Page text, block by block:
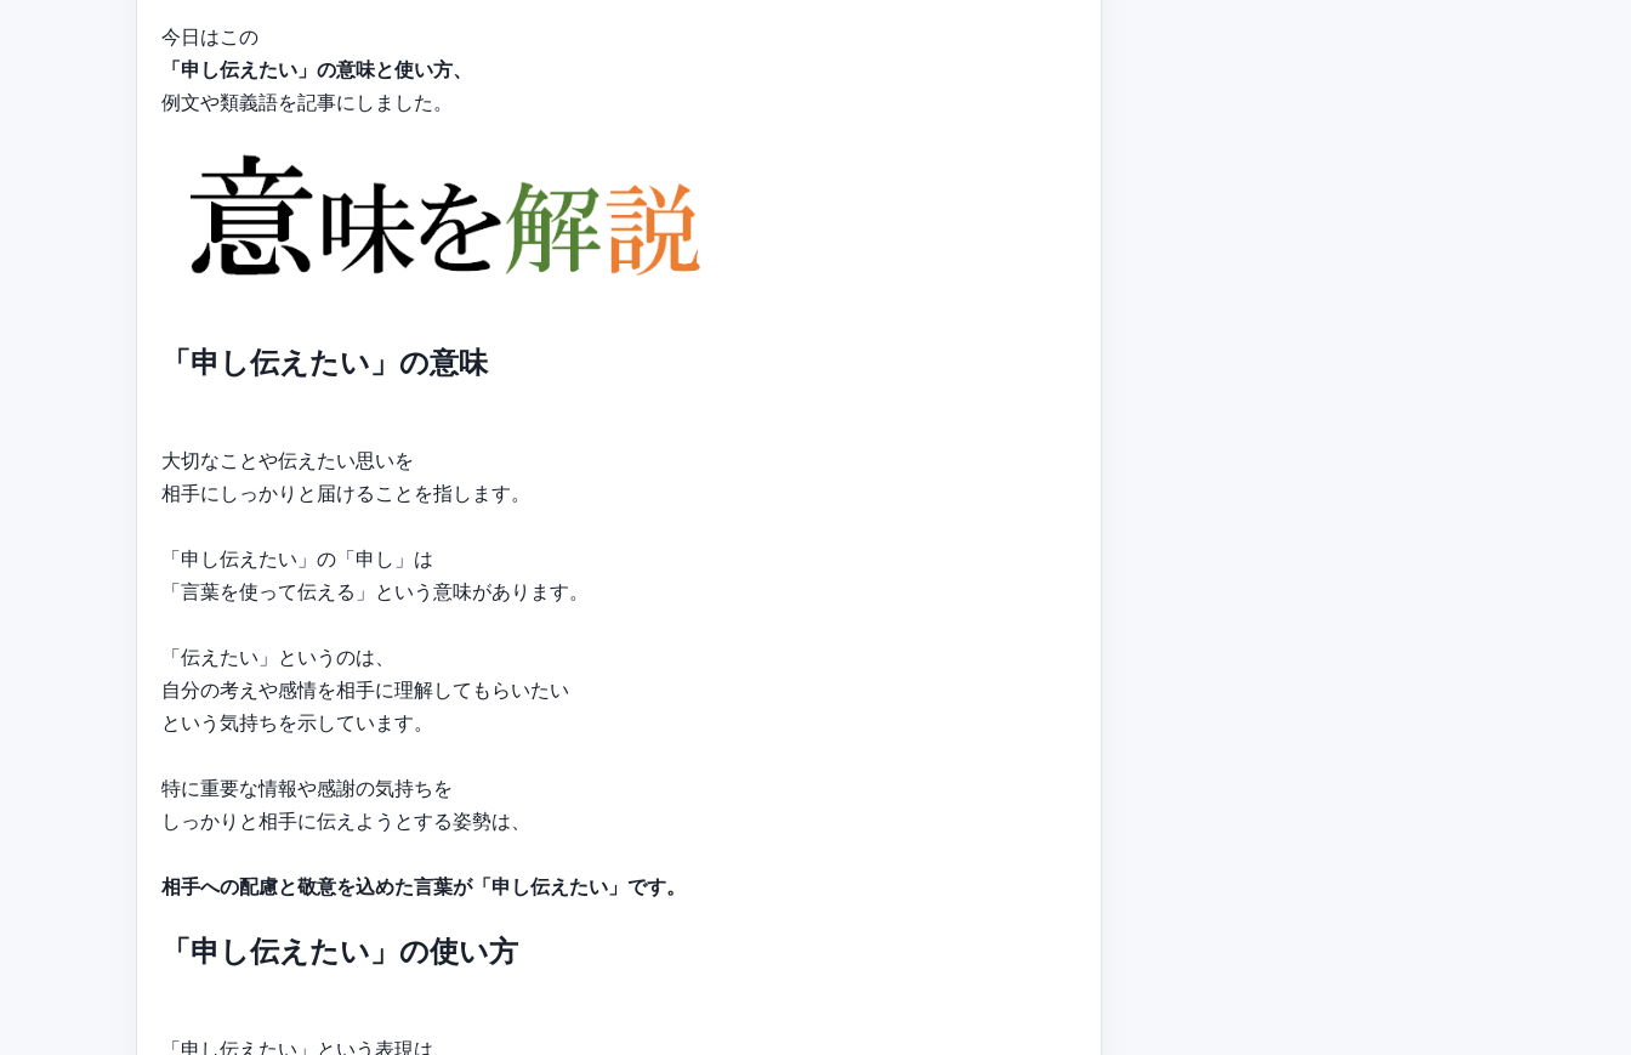
今日はこの
「申し伝えたい」の意味と使い方、
例文や類義語を記事にしました。
「申し伝えたい」の意味
大切なことや伝えたい思いを
相手にしっかりと届けることを指します。
「申し伝えたい」の「申し」は
「言葉を使って伝える」という意味があります。
「伝えたい」というのは、
自分の考えや感情を相手に理解してもらいたい
という気持ちを示しています。
特に重要な情報や感謝の気持ちを
しっかりと相手に伝えようとする姿勢は、
相手への配慮と敬意を込めた言葉が「申し伝えたい」です。
「申し伝えたい」の使い方
「申し伝えたい」という表現は、